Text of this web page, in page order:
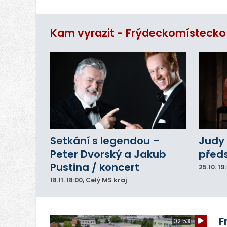
Kam vyrazit - Frýdeckomístecko
Setkání s legendou –
Peter Dvorský a Jakub
Pustina / koncert
18.11.18:00, Celý MS kraj
25.10.
02:53